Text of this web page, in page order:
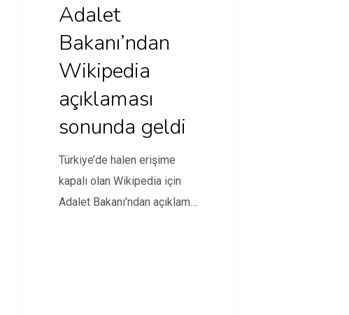
Adalet
Bakanı’ndan
Wikipedia
açıklaması
sonunda geldi
Türkiye’de halen erişime
kapalı olan Wikipedia için
Adalet Bakanı'ndan açıklama